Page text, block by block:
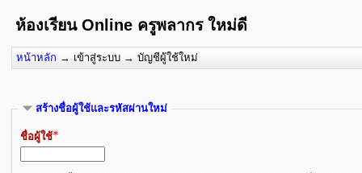
ห้องเรียน Online ครูพลากร ใหม่ดี
หน้าหลัก → เข้าสู่ระบบ → บัญชีผู้ใช้ใหม่
สร้างชื่อผู้ใช้และรหัสผ่านใหม่
ชื่อผู้ใช้